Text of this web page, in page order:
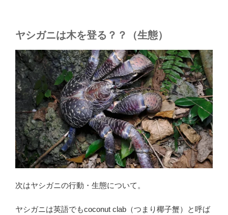
ヤシガニは木を登る？？（生態）
次はヤシガニの行動・生態について。
ヤシガニは英語でもcoconut clab（つまり椰子蟹）と呼ば